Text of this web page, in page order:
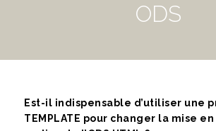
ODS
Est-il indispensable d’utiliser une
TEMPLATE pour changer la mise